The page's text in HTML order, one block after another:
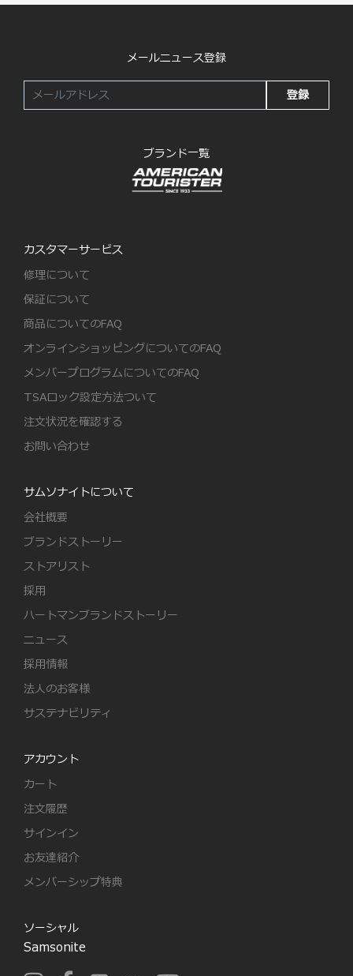
メールニュース登録
登録
ブランド一覧
カスタマーサービス
修理について
保証について
商品についてのFAQ
オンラインショッピングについてのFAQ
メンバープログラムについてのFAQ
TSAロック設定方法ついて
注文状況を確認する
お問い合わせ
サムソナイトについて
会社概要
ブランドストーリー
ストアリスト
採用
ハートマンブランドストーリー
ニュース
採用情報
法人のお客様
サステナビリティ
アカウント
カート
注文履歴
サインイン
お友達紹介
メンバーシップ特典
ソーシャル
Samsonite